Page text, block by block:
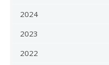
2024
2023
2022